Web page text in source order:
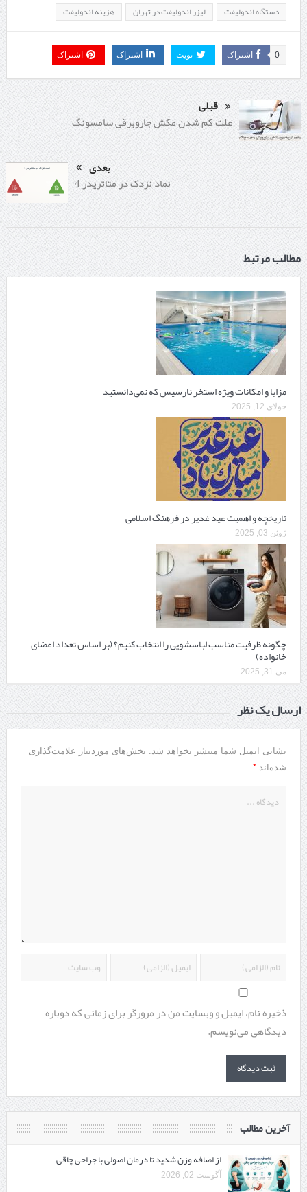
دستگاه اندولیفت
لیزر اندولیفت در تهران هزینه اندولیفت
اشتراک 0 تویت اشتراک اشتراک
قبلی
علت کم شدن مکش جاروبرقی سامسونگ
بعدی
نماد نزدک در متاتریدر 4
مطالب مرتبط
مزایا و امکانات ویژه استخر نارسیس که نمی‌دانستید
جولای 12, 2025
تاریخچه و اهمیت عید غدیر در فرهنگ اسلامی
ژوئن 03, 2025
چگونه ظرفیت مناسب لباسشویی را انتخاب کنیم؟ (بر اساس تعداد اعضای
خانواده)
می 31, 2025
ارسال یک نظر
نشانی ایمیل شما منتشر نخواهد شد.
بخش‌های موردنیاز علامت‌گذاری
شده‌اند *
ذخیره نام، ایمیل و وبسایت من در مرورگر برای زمانی که دوباره
دیدگاهی می‌نویسم.
آخرین مطالب
از اضافه وزن شدید تا درمان اصولی با جراحی چاقی
آگوست 02, 2026